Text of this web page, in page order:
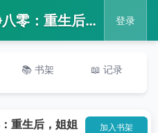
📖 顾思晴顾三静八零：重生后，姐姐们个个彪悍全文免费阅读_顾思晴顾三静八零：重生后，姐姐们个个彪悍最新章节在线阅读 登录
📚 书架 📖 记录
重生后，姐姐
加入书架